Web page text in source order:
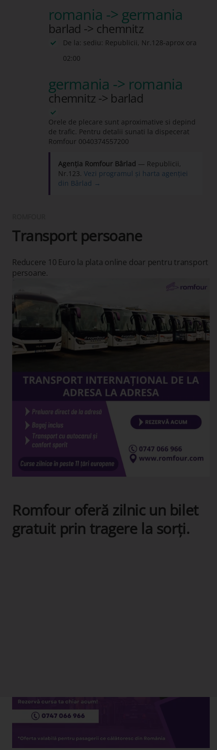
romania -> germania
barlad -> chemnitz
De la: sediu: Republicii, Nr.128-aprox ora
02:00
germania -> romania
chemnitz -> barlad
Orele de plecare sunt aproximative si depind
de trafic. Pentru detalii sunati la dispecerat
Romfour 0040374557200
Agenția Romfour Bârlad — Republicii,
Nr.123. Vezi programul și harta agenției
din Bârlad →
Transport persoane
Reducere 10 Euro la plata online doar pentru transport
persoane.
Romfour oferă zilnic un bilet
gratuit prin tragere la sorți.